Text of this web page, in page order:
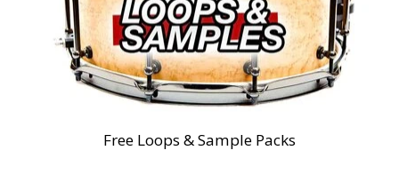
Free Loops & Sample Packs